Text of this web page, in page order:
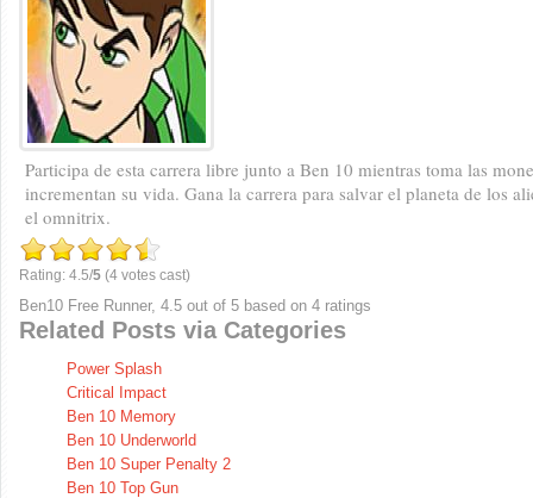
Participa de esta carrera libre junto a Ben 10 mientras toma las
incrementan su vida. Gana la carrera para salvar el planeta de los
el omnitrix.
Rating: 4.5/5 (4 votes cast)
Ben10 Free Runner, 4.5 out of 5 based on 4 ratings
Related Posts via Categories
Power Splash
Critical Impact
Ben 10 Memory
Ben 10 Underworld
Ben 10 Super Penalty 2
Ben 10 Top Gun